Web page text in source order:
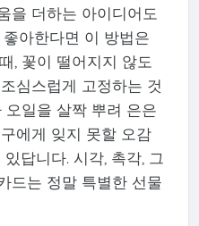
을 더하는 아이디어도
아한다면 이 방법은
, 꽃이 떨어지지 않도
심스럽게 고정하는 것
오일을 살짝 뿌려 은은
에게 잊지 못할 오감
답니다. 시각, 촉각, 그
드는 정말 특별한 선물